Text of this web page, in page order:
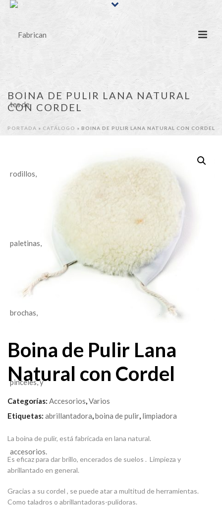
BOINA DE PULIR LANA NATURAL
CON CORDEL
PORTADA » CATÁLOGO » BOINA DE PULIR LANA NATURAL CON CORDEL
Boina de Pulir Lana
Natural con Cordel
Categorías: Accesorios,Varios
Etiquetas: abrillantadora,boina de pulir, limpiadora
La boina de pulir, está fabricada en lana natural.
Es eficaz para dar brillo, encerados de suelos . Limpieza y
abrillantado en general.
Gracias a su cordel , se puede atar a multitud de herramientas.
Como taladros o abrillantadoras-pulidoras.